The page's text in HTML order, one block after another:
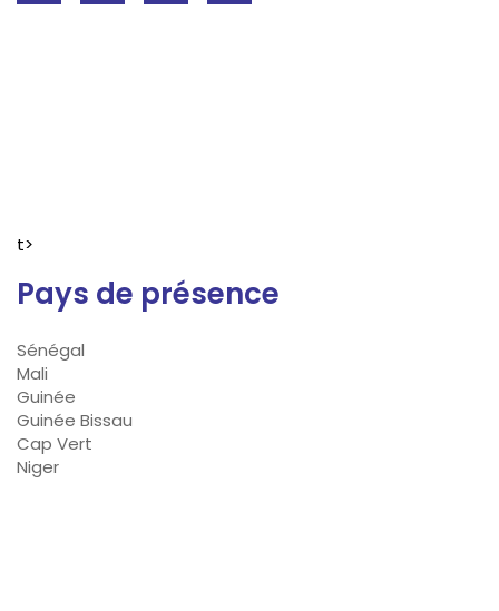
t>
Pays de présence
Sénégal
Mali
Guinée
Guinée Bissau
Cap Vert
Niger